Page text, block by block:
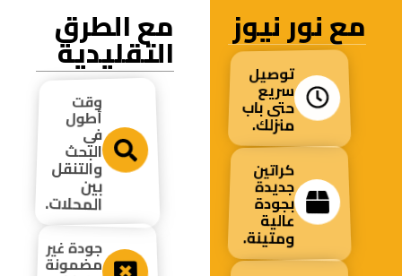
مع نور نيوز
توصيل
سريع
حتى باب
منزلك.
كراتين
جديدة
بجودة
عالية
ومتينة.
مع الطرق
التقليدية
وقت
أطول
في
البحث
والتنقل
بين
المحلات.
جودة غير
مضمونة